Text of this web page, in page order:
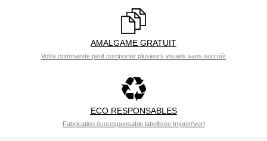
AMALGAME GRATUIT
Votre commande peut comporter plusieurs visuels sans surcoût
ECO RESPONSABLES
Fabrication écoresponsable labellisée Imprim'vert